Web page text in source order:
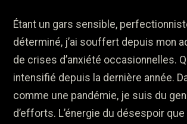
Étant un gars sensible,
déterminé, j’ai souffert depuis mon
de crises d’anxiété occasionnelles.
intensifié depuis la dernière année.
comme une pandémie, je suis du
d’efforts. L’énergie du désespoir